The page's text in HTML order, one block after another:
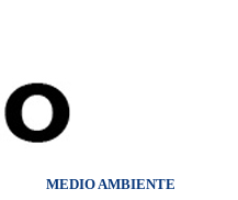
MEDIO AMBIENTE